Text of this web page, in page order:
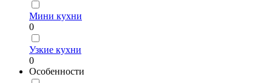
Мини кухни
0
Узкие кухни
0
Особенности